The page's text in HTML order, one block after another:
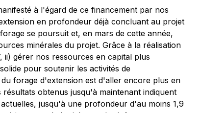
à l'égard de ce financement par nos
en profondeur déjà concluant au projet
se poursuit et, en mars de cette année,
minérales du projet. Grâce à la réalisation
gérer nos ressources en capital plus
pour soutenir les activités de
forage d'extension est d'aller encore plus en
obtenus jusqu'à maintenant indiquent
jusqu'à une profondeur d'au moins 1,9